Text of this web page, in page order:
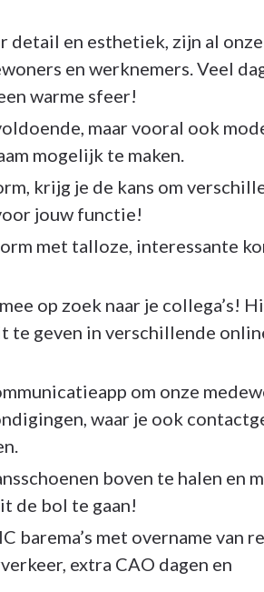
detail en esthetiek, zijn al
en werknemers. Veel
warme sfeer!
maar vooral ook
mogelijk te maken.
krijg je de kans om
jouw functie!
met talloze, interessante
op zoek naar je collega’s!
te geven in verschillende
om onze
waar je ook
boven te halen en
de bol te gaan!
barema’s met overname van
extra CAO dagen en